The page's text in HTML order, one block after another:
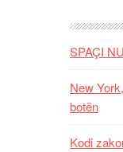
SPAÇI
New
botën
Kodi